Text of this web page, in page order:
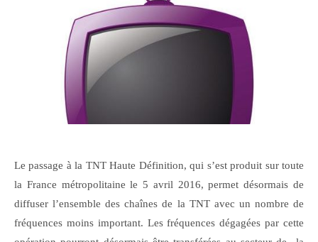
Le passage à la TNT Haute Définition, qui s’est produit sur toute
la France métropolitaine le 5 avril 2016, permet désormais de
diffuser l’ensemble des chaînes de la TNT avec un nombre de
fréquences moins important. Les fréquences dégagées par cette